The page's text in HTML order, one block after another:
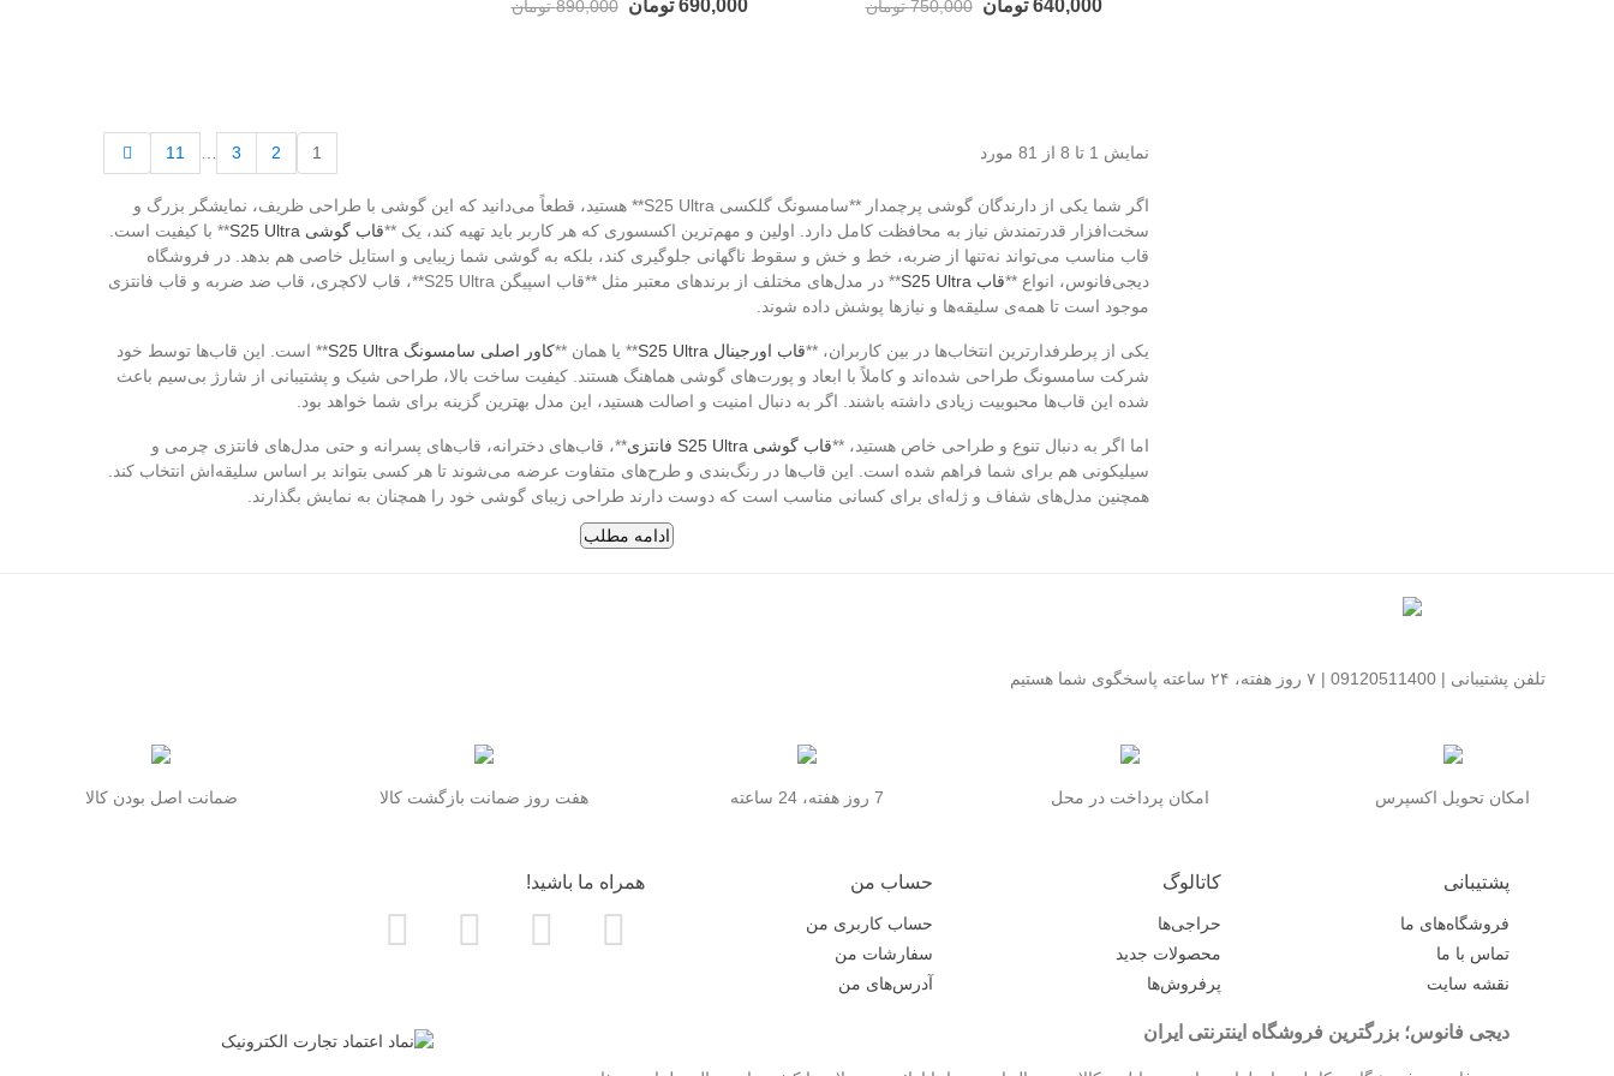
640,000 تومان 750,000 تومان 690,000 تومان 890,000 تومان
نمایش 1 تا 8 از 81 مورد 1
2
3
11
اگر شما یکی از دارندگان گوشی پرچمدار **سامسونگ گلکسی S25 Ultra** هستید، قطعاً می‌دانید که این گوشی با طراحی ظریف، نمایشگر بزرگ و
سخت‌افزار قدرتمندش نیاز به محافظت کامل دارد. اولین و مهم‌ترین اکسسوری که هر کاربر باید تهیه کند، یک **قاب گوشی S25 Ultra
** با کیفیت است.
قاب مناسب می‌تواند نه‌تنها از ضربه، خط و خش و سقوط ناگهانی جلوگیری کند، بلکه به گوشی شما زیبایی و استایل خاصی هم بدهد. در فروشگاه
دیجی‌فانوس، انواع **قاب S25 Ultra
** در مدل‌های مختلف از برندهای معتبر مثل **قاب اسپیگن S25 Ultra**، قاب لاکچری، قاب ضد ضربه و قاب فانتزی
موجود است تا همه‌ی سلیقه‌ها و نیازها پوشش داده شوند.
یکی از پرطرفدارترین انتخاب‌ها در بین کاربران، **قاب اورجینال S25 Ultra ** یا همان **کاور اصلی سامسونگ S25 Ultra
** است. این قاب‌ها توسط خود
شرکت سامسونگ طراحی شده‌اند و کاملاً با ابعاد و پورت‌های گوشی هماهنگ هستند. کیفیت ساخت بالا، طراحی شیک و پشتیبانی از شارژ بی‌سیم باعث
شده این قاب‌ها محبوبیت زیادی داشته باشند. اگر به دنبال امنیت و اصالت هستید، این مدل بهترین گزینه برای شما خواهد بود.
اما اگر به دنبال تنوع و طراحی خاص هستید، **قاب گوشی S25 Ultra فانتزی
**، قاب‌های دخترانه، قاب‌های پسرانه و حتی مدل‌های فانتزی چرمی و
سیلیکونی هم برای شما فراهم شده است. این قاب‌ها در رنگ‌بندی و طرح‌های متفاوت عرضه می‌شوند تا هر کسی بتواند بر اساس سلیقه‌اش انتخاب کند.
همچنین مدل‌های شفاف و ژله‌ای برای کسانی مناسب است که دوست دارند طراحی زیبای گوشی خود را همچنان به نمایش بگذارند.
از نظر محافظت، **قاب ضد ضربه S25 Ultra** انتخابی عالی برای کسانی است که گوشی خود را زیاد در محیط‌های پرخطر استفاده می‌کنند. قاب‌های
است تا کیفیت عکس‌ها و فیلم‌ها همیشه در بالاترین سطح باقی بماند.
قصد دارید گوشی خود را بدون مشکل و با سرعت بالا شارژ کنید، حتماً به سراغ شارژر اورجینال یا برندهای معتبر بروید.
در فروشگاه ما، مجموعه‌ای کامل از **قاب S25 Ultra** در دسته‌های مختلف ارائه شده است:
- **قاب فانتزی و رنگی S25 Ultra** (شخصی‌سازی ظاهر گوشی)
ادامه مطلب
تلفن پشتیبانی | 09120511400 | ۷ روز هفته، ۲۴ ساعته پاسخگوی شما هستیم
امکان تحویل اکسپرس امکان پرداخت در محل 7 روز هفته، 24 ساعته هفت روز ضمانت بازگشت کالا ضمانت اصل بودن کالا
پشتیبانی
فروشگاه‌های ما
تماس با ما
نقشه سایت
کاتالوگ
حراجی‌ها
محصولات جدید
پرفروش‌ها
حساب من
حساب کاربری من
سفارشات من
آدرس‌های من
همراه ما باشید!
دیجی فانوس؛ بزرگترین فروشگاه اینترنتی ایران